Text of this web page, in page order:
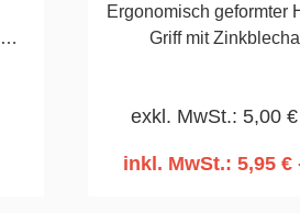
Ergonomisch geformter
Griff mit
während der
270mm
exkl. MwSt.: 5,00
inkl. MwSt.: 5,95 €